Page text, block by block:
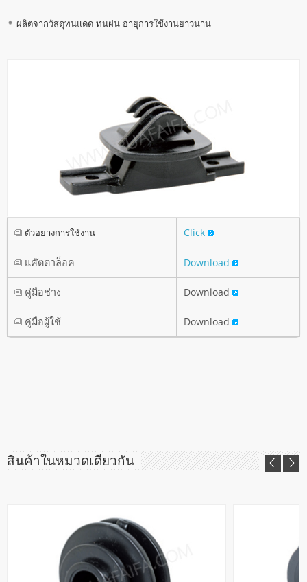
ผลิตจากวัสดุทนแดด ทนฝน อายุการใช้งานยาวนาน
ตัวอย่างการใช้งาน Click
แค๊ตตาล็อค Download
คู่มือช่าง Download
คู่มือผู้ใช้ Download
สินค้าในหมวดเดียวกัน